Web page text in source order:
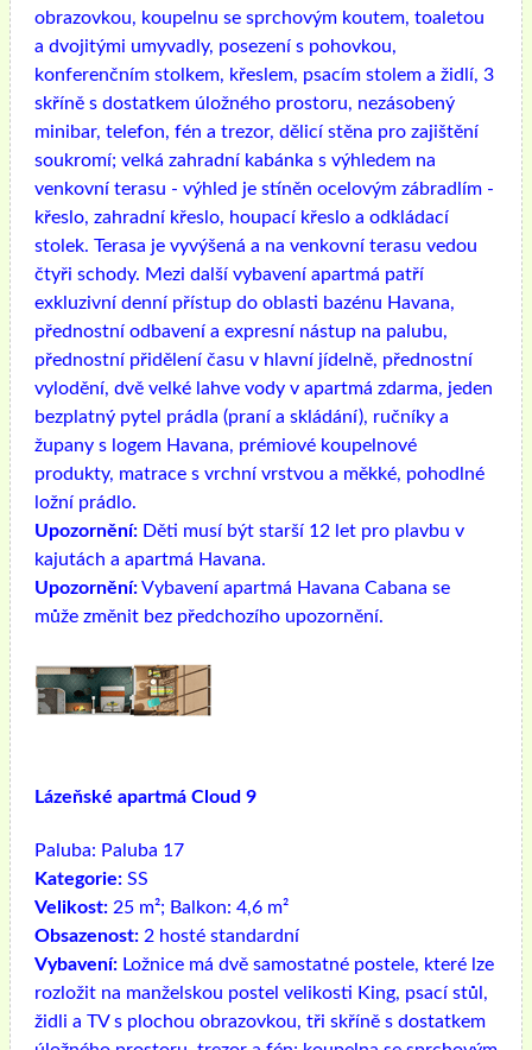
obrazovkou, koupelnu se sprchovým koutem, toaletou
a dvojitými umyvadly, posezení s pohovkou,
konferenčním stolkem, křeslem, psacím stolem a židlí, 3
skříně s dostatkem úložného prostoru, nezásobený
minibar, telefon, fén a trezor, dělicí stěna pro zajištění
soukromí; velká zahradní kabánka s výhledem na
venkovní terasu - výhled je stíněn ocelovým zábradlím -
křeslo, zahradní křeslo, houpací křeslo a odkládací
stolek. Terasa je vyvýšená a na venkovní terasu vedou
čtyři schody. Mezi další vybavení apartmá patří
exkluzivní denní přístup do oblasti bazénu Havana,
přednostní odbavení a expresní nástup na palubu,
přednostní přidělení času v hlavní jídelně, přednostní
vylodění, dvě velké lahve vody v apartmá zdarma, jeden
bezplatný pytel prádla (praní a skládání), ručníky a
župany s logem Havana, prémiové koupelnové
produkty, matrace s vrchní vrstvou a měkké, pohodlné
ložní prádlo.
Upozornění: Děti musí být starší 12 let pro plavbu v
kajutách a apartmá Havana.
Upozornění:Vybavení apartmá Havana Cabana se
může změnit bez předchozího upozornění.
Lázeňské apartmá Cloud 9
Paluba: Paluba 17
Kategorie: SS
Velikost: 25 m²; Balkon: 4,6 m²
Obsazenost: 2 hosté standardní
Vybavení: Ložnice má dvě samostatné postele, které lze
rozložit na manželskou postel velikosti King, psací stůl,
židli a TV s plochou obrazovkou, tři skříně s dostatkem